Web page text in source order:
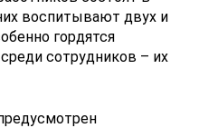
воспитывают двух и
гордятся
сотрудников – их